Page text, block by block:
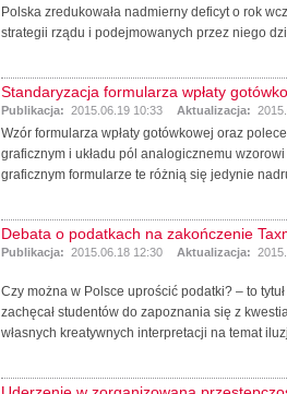
Polska zredukowała nadmierny deficyt o rok
strategii rządu i podejmowanych przez niego
Standaryzacja formularza wpłaty
Publikacja: 2015.06.19 10:33 Aktualizacja:
Wzór formularza wpłaty gotówkowej oraz
graficznym i układu pól analogicznemu
graficznym formularze te różnią się jedynie
Debata o podatkach na zakończenie
Publikacja: 2015.06.18 12:30 Aktualizacja:
Czy można w Polsce uprościć podatki? – to
zachęcał studentów do zapoznania się z
własnych kreatywnych interpretacji na temat